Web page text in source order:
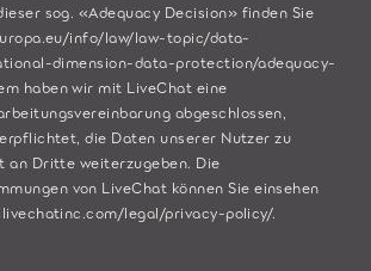
sog. «Adequacy Decision» finden Sie
info/law/law-topic/data-
dimension-data-protection/adequacy-
haben wir mit LiveChat eine
abgeschlossen,
die Daten unserer Nutzer zu
an Dritte weiterzugeben. Die
von LiveChat können Sie einsehen
legal/privacy-policy/.